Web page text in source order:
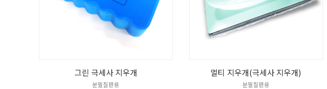
그린 극세사 지우개
분필칠판용
멀티 지우개(극세사 지우개)
분필칠판용